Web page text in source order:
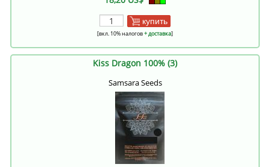
купить
[вкл. 10% налогов+ доставка]
Kiss Dragon 100% (3)
Samsara Seeds